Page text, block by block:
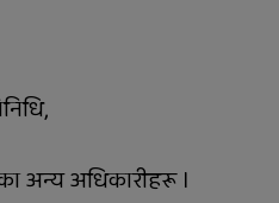
अन्य अधिकारीहरू ।